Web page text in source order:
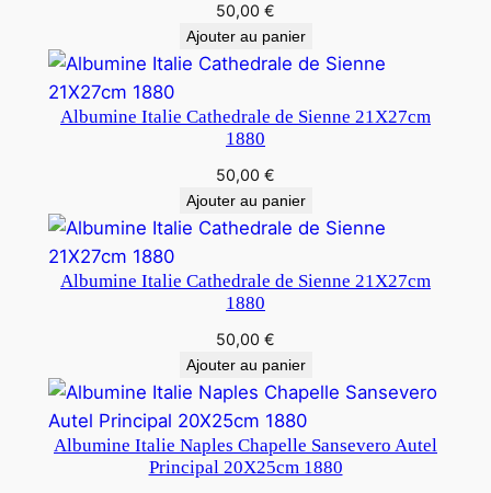
50,00 €
Ajouter au panier
Albumine Italie Cathedrale de Sienne 21X27cm
1880
50,00 €
Ajouter au panier
Albumine Italie Cathedrale de Sienne 21X27cm
1880
50,00 €
Ajouter au panier
Albumine Italie Naples Chapelle Sansevero Autel
Principal 20X25cm 1880